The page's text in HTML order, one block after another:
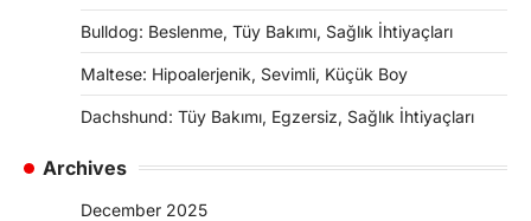
Bulldog: Beslenme, Tüy Bakımı, Sağlık İhtiyaçları
Maltese: Hipoalerjenik, Sevimli, Küçük Boy
Dachshund: Tüy Bakımı, Egzersiz, Sağlık İhtiyaçları
Archives
December 2025